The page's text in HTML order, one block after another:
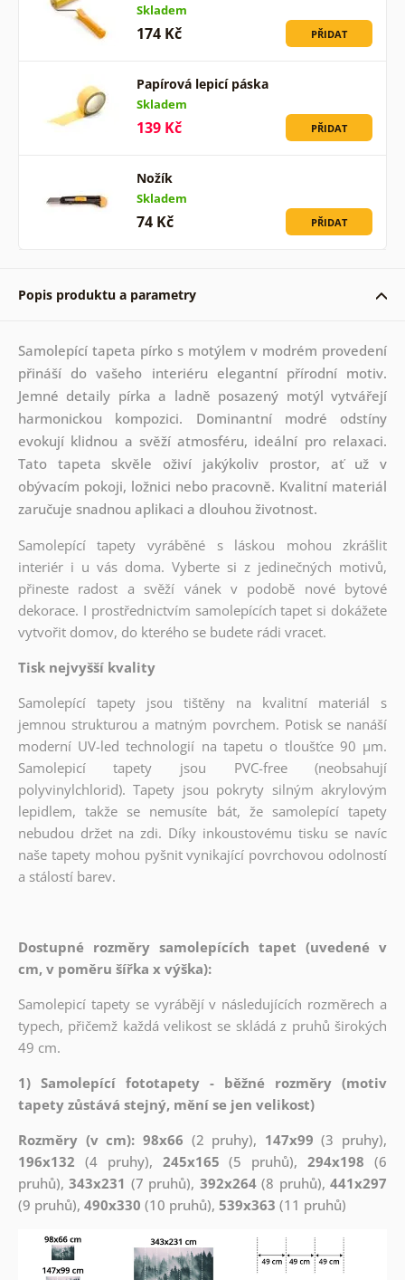
Skladem
174 Kč PŘIDAT
Papírová lepicí páska
Skladem
139 Kč PŘIDAT
Nožík
Skladem
74 Kč PŘIDAT
Popis produktu a parametry
Samolepící tapeta pírko s motýlem v modrém provedení
přináší do vašeho interiéru elegantní přírodní motiv.
Jemné detaily pírka a ladně posazený motýl vytvářejí
harmonickou kompozici. Dominantní modré odstíny
evokují klidnou a svěží atmosféru, ideální pro relaxaci.
Tato tapeta skvěle oživí jakýkoliv prostor, ať už v
obývacím pokoji, ložnici nebo pracovně. Kvalitní materiál
zaručuje snadnou aplikaci a dlouhou životnost.
Samolepící tapety vyráběné s láskou mohou zkrášlit
interiér i u vás doma. Vyberte si z jedinečných motivů,
přineste radost a svěží vánek v podobě nové bytové
dekorace. I prostřednictvím samolepících tapet si dokážete
vytvořit domov, do kterého se budete rádi vracet.
Tisk nejvyšší kvality
Samolepící tapety jsou tištěny na kvalitní materiál s
jemnou strukturou a matným povrchem. Potisk se nanáší
moderní UV-led technologií na tapetu o tloušťce 90 µm.
Samolepicí tapety jsou PVC-free (neobsahují
polyvinylchlorid). Tapety jsou pokryty silným akrylovým
lepidlem, takže se nemusíte bát, že samolepící tapety
nebudou držet na zdi. Díky inkoustovému tisku se navíc
naše tapety mohou pyšnit vynikající povrchovou odolností
a stálostí barev.
Dostupné rozměry samolepících tapet (uvedené v
cm, v poměru šířka x výška):
Samolepicí tapety se vyrábějí v následujících rozměrech a
typech, přičemž každá velikost se skládá z pruhů širokých
49 cm.
1) Samolepící fototapety - běžné rozměry (motiv
tapety zůstává stejný, mění se jen velikost)
Rozměry (v cm): 98x66 (2 pruhy), 147x99 (3 pruhy),
196x132 (4 pruhy), 245x165 (5 pruhů),294x198 (6
pruhů),343x231 (7 pruhů), 392x264(8 pruhů),441x297
(9 pruhů), 490x330 (10 pruhů), 539x363 (11 pruhů)